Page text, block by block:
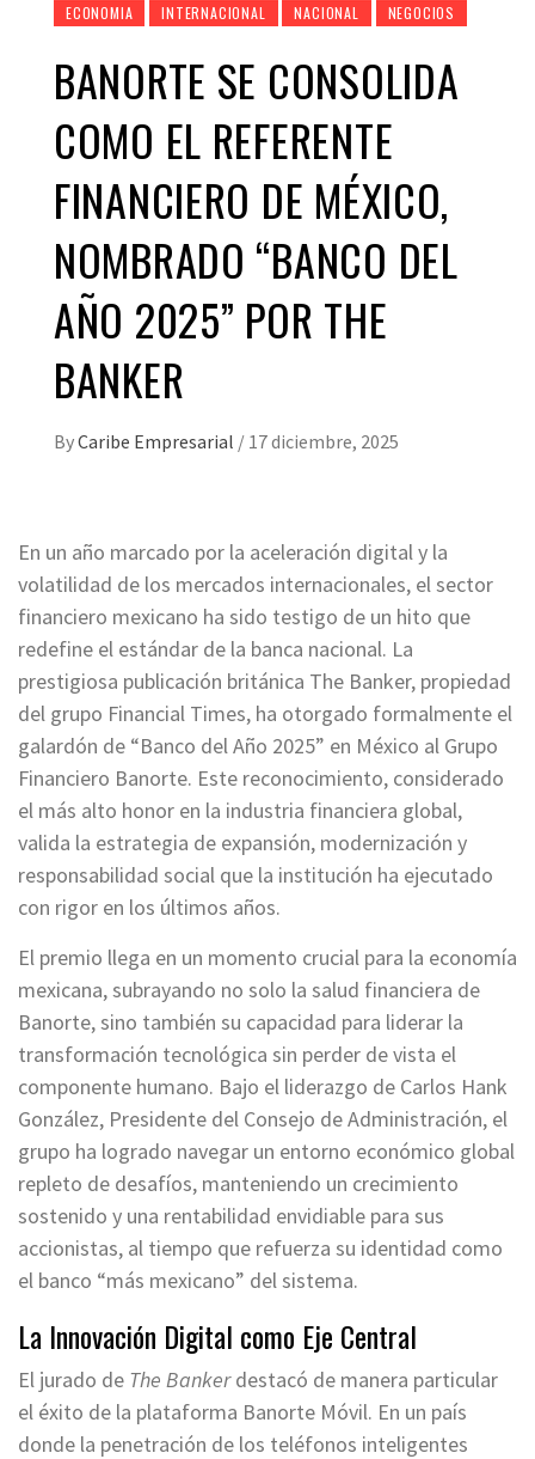
ECONOMIA INTERNACIONAL NACIONAL NEGOCIOS
BANORTE SE CONSOLIDA
COMO EL REFERENTE
FINANCIERO DE MÉXICO,
NOMBRADO “BANCO DEL
AÑO 2025” POR THE
BANKER
ByCaribe Empresarial / 17 diciembre, 2025
En un año marcado por la aceleración digital y la
volatilidad de los mercados internacionales, el sector
financiero mexicano ha sido testigo de un hito que
redefine el estándar de la banca nacional. La
prestigiosa publicación británica The Banker, propiedad
del grupo Financial Times, ha otorgado formalmente el
galardón de “Banco del Año 2025” en México al Grupo
Financiero Banorte. Este reconocimiento, considerado
el más alto honor en la industria financiera global,
valida la estrategia de expansión, modernización y
responsabilidad social que la institución ha ejecutado
con rigor en los últimos años.
El premio llega en un momento crucial para la economía
mexicana, subrayando no solo la salud financiera de
Banorte, sino también su capacidad para liderar la
transformación tecnológica sin perder de vista el
componente humano. Bajo el liderazgo de Carlos Hank
González, Presidente del Consejo de Administración, el
grupo ha logrado navegar un entorno económico global
repleto de desafíos, manteniendo un crecimiento
sostenido y una rentabilidad envidiable para sus
accionistas, al tiempo que refuerza su identidad como
el banco “más mexicano” del sistema.
La Innovación Digital como Eje Central
El jurado de The Bankerdestacó de manera particular
el éxito de la plataforma Banorte Móvil. En un país
donde la penetración de los teléfonos inteligentes